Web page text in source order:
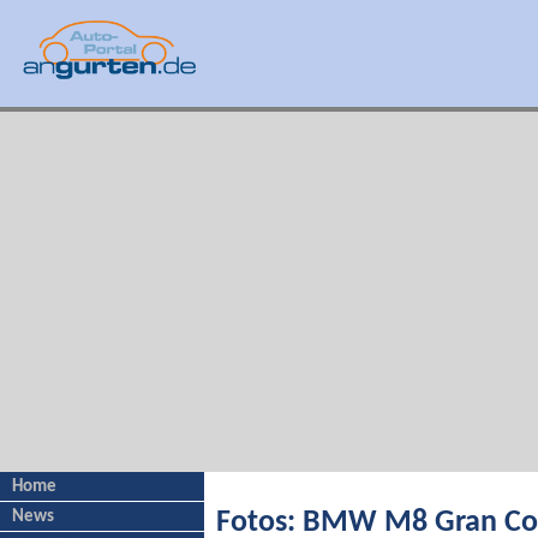
Home
News
Fotos: BMW M8 Gran